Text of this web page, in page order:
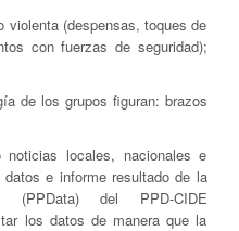
violenta (despensas, toques de
con fuerzas de seguridad);
de los grupos figuran: brazos
locales, nacionales e
e informe resultado de la
del PPD-CIDE
los datos de manera que la